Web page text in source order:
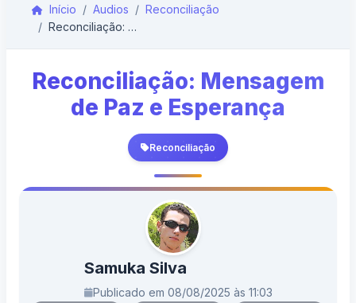
Início Audios
Reconciliação
Reconciliação: Mensagem de Paz e Esperança
Reconciliação: Mensagem
de Paz e Esperança
Reconciliação
Samuka Silva
Publicado em 08/08/2025 às 11:03